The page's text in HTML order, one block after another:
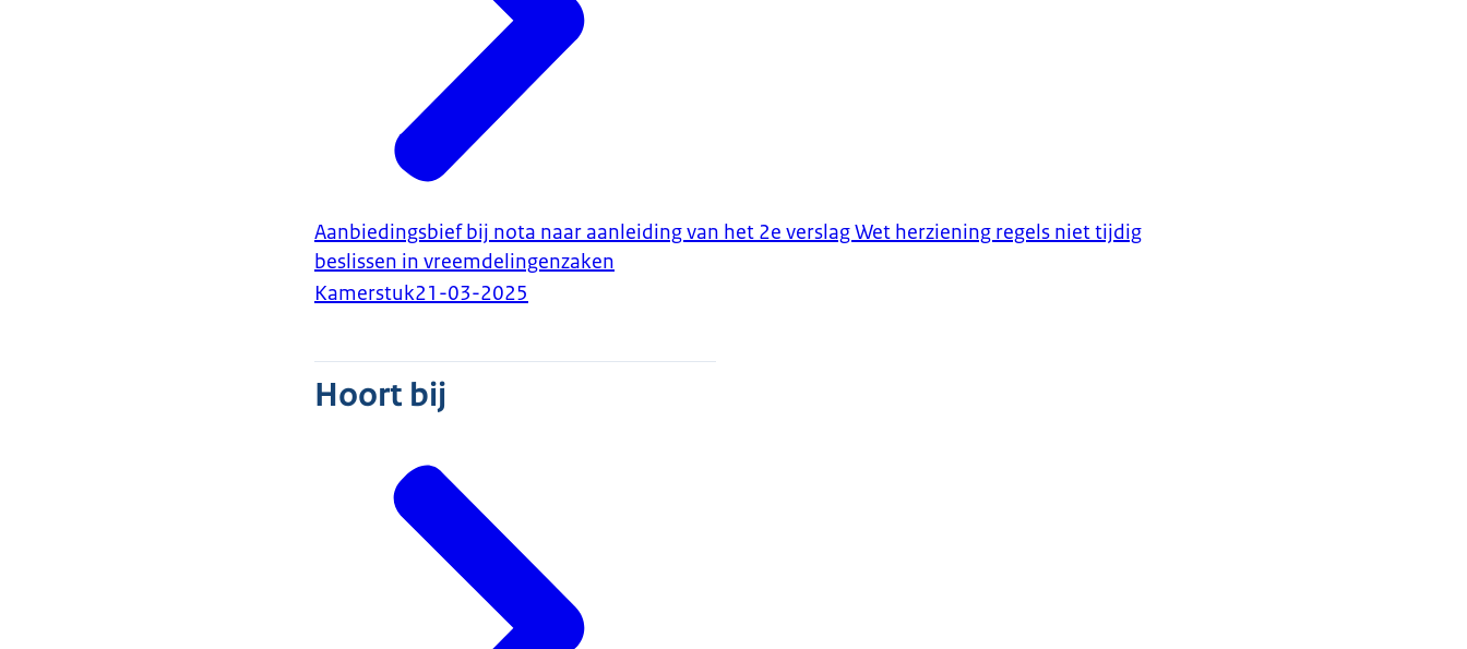
Aanbiedingsbief bij nota naar aanleiding van het 2e verslag Wet herziening regels niet tijdig
beslissen in vreemdelingenzaken
Kamerstuk21-03-2025
Hoort bij